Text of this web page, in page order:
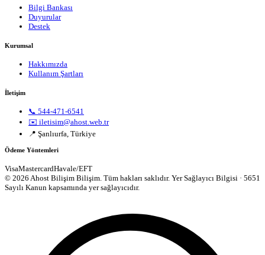
Bilgi Bankası
Duyurular
Destek
Kurumsal
Hakkımızda
Kullanım Şartları
İletişim
📞 544-471-6541
✉️ iletisim@ahost.web.tr
📍 Şanlıurfa, Türkiye
Ödeme Yöntemleri
VisaMastercardHavale/EFT
© 2026 Ahost Bilişim Bilişim. Tüm hakları saklıdır. Yer Sağlayıcı Bilgisi · 5651
Sayılı Kanun kapsamında yer sağlayıcıdır.